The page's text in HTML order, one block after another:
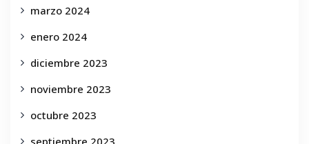
marzo 2024
enero 2024
diciembre 2023
noviembre 2023
octubre 2023